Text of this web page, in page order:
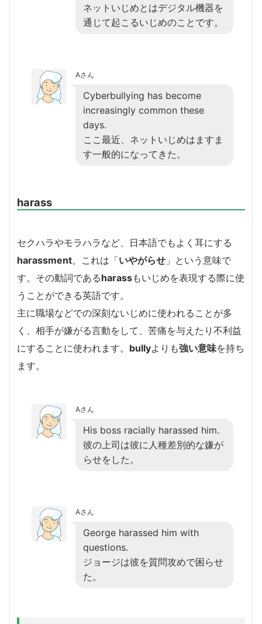
ネットいじめとはデジタル機器を
通じて起こるいじめのことです。
Aさん
Cyberbullying has become
increasingly common these
days.
ここ最近、ネットいじめはますま
す一般的になってきた。
harass
セクハラやモラハラなど、日本語でもよく耳にする
harassment。これは「いやがらせ 」という意味で
す。その動詞であるharassもいじめを表現する際に使
うことができる英語です。
主に職場などでの深刻ないじめに使われることが多
く、相手が嫌がる言動をして、苦痛を与えたり不利益
にすることに使われます。 bullyよりも強い意味を持ち
ます。
Aさん
His boss racially harassed him.
彼の上司は彼に人種差別的な嫌が
らせをした。
Aさん
George harassed him with
questions.
ジョージは彼を質問攻めで困らせ
た。